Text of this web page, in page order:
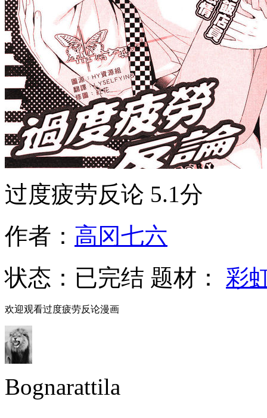
过度疲劳反论 5.1分
作者： 高冈七六
状态： 已完结 题材： 彩
欢迎观看过度疲劳反论漫画
Bognarattila